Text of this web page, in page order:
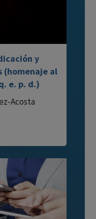
y
(homenaje al
e. p. d.)
Acosta